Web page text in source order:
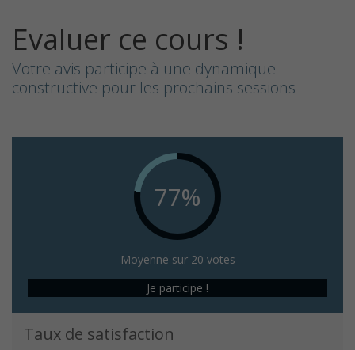
Evaluer ce cours !
Votre avis participe à une dynamique
constructive pour les prochains sessions
77%
Moyenne sur 20 votes
Je participe !
Taux de satisfaction